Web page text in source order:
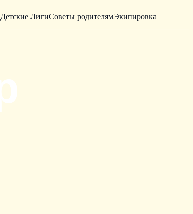
Детские ЛигиСоветы родителямЭкипировка